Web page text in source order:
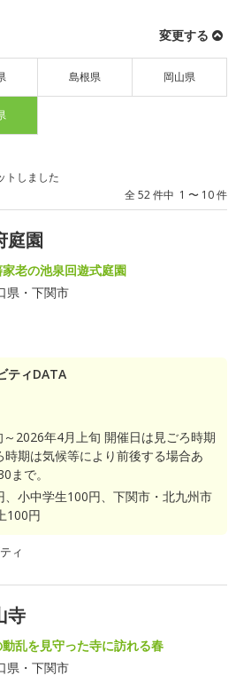
変更する
島根県 岡山県
トしました
全 52 件中 1 〜 10 件
庭園
老の池泉回遊式庭園
県・下関市
ティDATA
2026年4月上旬 開催日は見ごろ時期
時期は気候等により前後する場合あ
まで。
、小中学生100円、下関市・北九州市
100円
ィ
寺
乱を見守った寺に訪れる春
県・下関市